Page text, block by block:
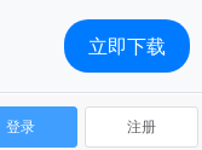
登录 注册
立即下载